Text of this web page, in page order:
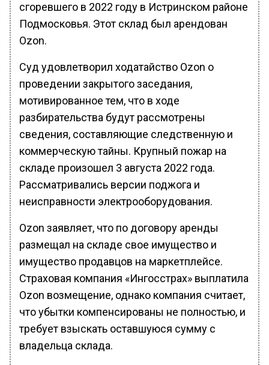
сгоревшего в 2022 году в Истринском районе
Подмосковья. Этот склад был арендован
Ozon.
Суд удовлетворил ходатайство Ozon о
проведении закрытого заседания,
мотивированное тем, что в ходе
разбирательства будут рассмотрены
сведения, составляющие следственную и
коммерческую тайны. Крупный пожар на
складе произошел 3 августа 2022 года.
Рассматривались версии поджога и
неисправности электрооборудования.
Ozon заявляет, что по договору аренды
размещал на складе свое имущество и
имущество продавцов на маркетплейсе.
Страховая компания «Ингосстрах» выплатила
Ozon возмещение, однако компания считает,
что убытки компенсированы не полностью, и
требует взыскать оставшуюся сумму с
владельца склада.